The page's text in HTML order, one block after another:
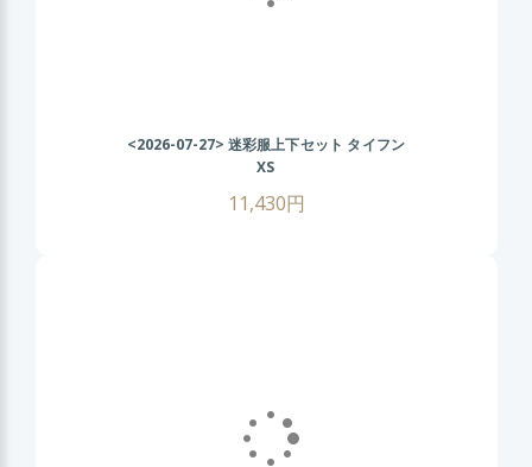
<2026-07-27> 迷彩服上下セット タイフン
XS
11,430円